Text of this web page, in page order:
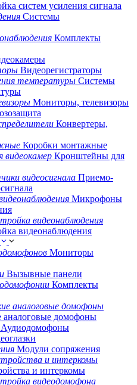
систем усиления сигнала
Системы
Комплекты
Видеорегистраторы
Системы
Мониторы, телевизоры
Конвертеры,
Коробки монтажные
Кронштейны для
Приемо-
Микрофоны
видеонаблюдения
Мониторы
Вызывные панели
Комплекты
аналоговые домофоны
Аудиодомофоны
Модули сопряжения
и интеркомы